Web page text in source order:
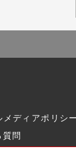
メディアポリシー
質問